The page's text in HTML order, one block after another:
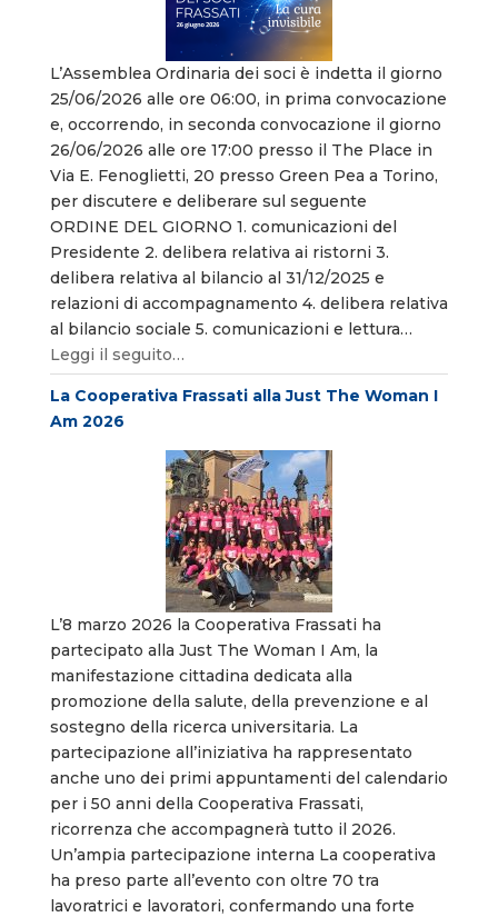
L’Assemblea Ordinaria dei soci è indetta il giorno
25/06/2026 alle ore 06:00, in prima convocazione
e, occorrendo, in seconda convocazione il giorno
26/06/2026 alle ore 17:00 presso il The Place in
Via E. Fenoglietti, 20 presso Green Pea a Torino,
per discutere e deliberare sul seguente
ORDINE DEL GIORNO 1. comunicazioni del
Presidente 2. delibera relativa ai ristorni 3.
delibera relativa al bilancio al 31/12/2025 e
relazioni di accompagnamento 4. delibera relativa
al bilancio sociale 5. comunicazioni e lettura…
Leggi il seguito…
La Cooperativa Frassati alla Just The Woman I
Am 2026
L’8 marzo 2026 la Cooperativa Frassati ha
partecipato alla Just The Woman I Am, la
manifestazione cittadina dedicata alla
promozione della salute, della prevenzione e al
sostegno della ricerca universitaria. La
partecipazione all’iniziativa ha rappresentato
anche uno dei primi appuntamenti del calendario
per i 50 anni della Cooperativa Frassati,
ricorrenza che accompagnerà tutto il 2026.
Un’ampia partecipazione interna La cooperativa
ha preso parte all’evento con oltre 70 tra
lavoratrici e lavoratori, confermando una forte